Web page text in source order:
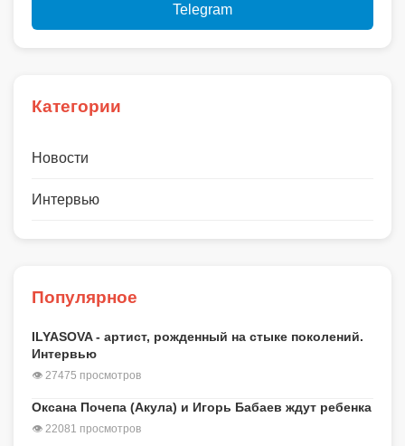
Telegram
Категории
Новости
Интервью
Популярное
ILYASOVA - артист, рожденный на стыке поколений.
Интервью
👁 27475 просмотров
Оксана Почепа (Акула) и Игорь Бабаев ждут ребенка
👁 22081 просмотров